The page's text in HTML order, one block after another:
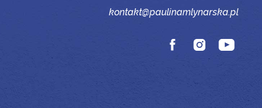
kontakt@paulinamlynarska.pl